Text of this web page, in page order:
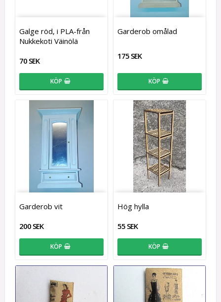
Galge röd, i PLA-från
Nukkekoti Väinölä
70 SEK
KÖP
Garderob omålad
175 SEK
KÖP
Garderob vit
200 SEK
KÖP
Hög hylla
55 SEK
KÖP